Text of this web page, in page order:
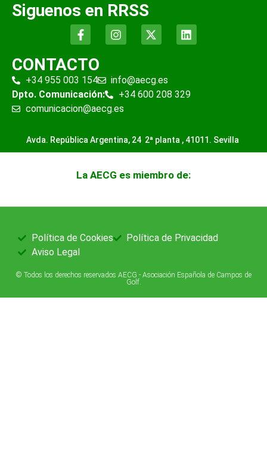
Siguenos en RRSS
CONTACTO
+34 955 003 154
info@aecg.es
Dpto. Comunicación:
+34 600 208 329
comunicacion@aecg.es
Avda. República Argentina, 24 2ª planta , 41011. Sevilla
La AECG es miembro de:
© Todos los derechos reservados AECG - Asociación Española de Campos de
Golf.
Política de Cookies
Política de Privacidad
Aviso Legal